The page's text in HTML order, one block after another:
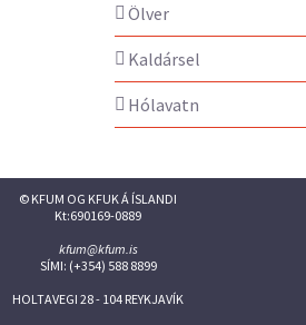
Ölver
Kaldársel
Hólavatn
© KFUM OG KFUK Á ÍSLANDI
Kt:690169-0889
kfum@kfum.is
SÍMI: (+354) 588 8899
HOLTAVEGI 28 - 104 REYKJAVÍK